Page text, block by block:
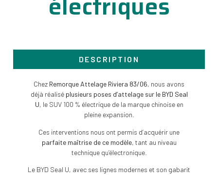
DESCRIPTION
Chez Remorque Attelage Riviera 83/06, nous avons
déjà réalisé plusieurs poses d’attelage sur le BYD Seal
U, le SUV 100 % électrique de la marque chinoise en
pleine expansion.
Ces interventions nous ont permis d’acquérir une
parfaite maîtrise de ce modèle, tant au niveau
technique qu’électronique.
Le BYD Seal U, avec ses lignes modernes et son gabarit